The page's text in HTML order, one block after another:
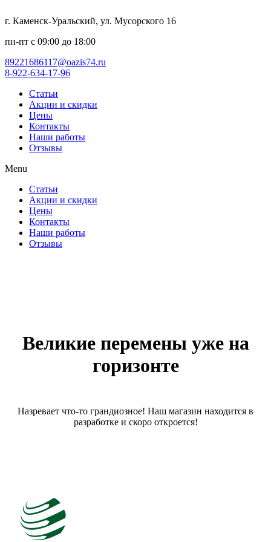
г. Каменск-Уральский, ул. Мусорского 16
пн-пт с 09:00 до 18:00
89221686117@oazis74.ru
8-922-634-17-96
Статьи
Акции и скидки
Цены
Контакты
Наши работы
Отзывы
Menu
Статьи
Акции и скидки
Цены
Контакты
Наши работы
Отзывы
Великие перемены уже на
горизонте
Назревает что-то грандиозное! Наш магазин находится в
разработке и скоро откроется!